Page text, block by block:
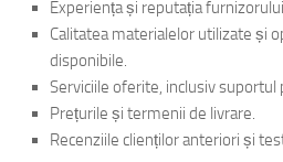
Experiența și reputația
Calitatea materialelor utilizate și
disponibile.
Serviciile oferite, inclusiv
Prețurile și termenii de livrare.
Recenziile clienților anteriori și